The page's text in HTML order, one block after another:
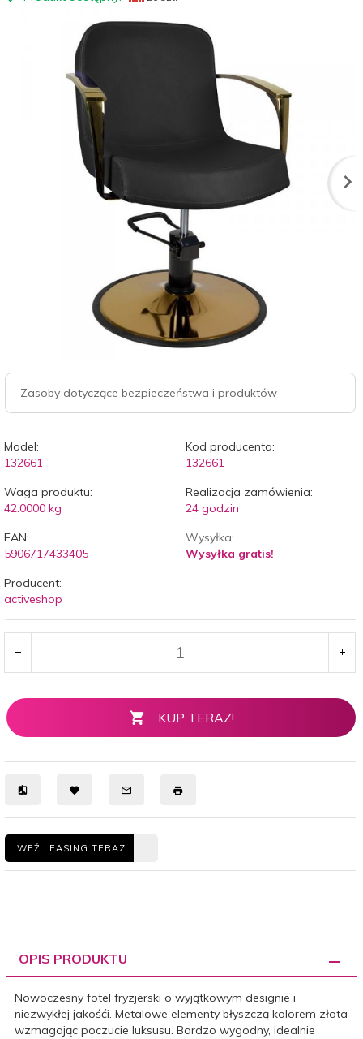
Zasoby dotyczące bezpieczeństwa i produktów
Model:
132661
Kod producenta:
132661
Waga produktu:
42.0000 kg
Realizacja zamówienia:
24 godzin
EAN:
5906717433405
Wysyłka:
Wysyłka gratis!
Producent:
activeshop
KUP TERAZ!
WEŹ LEASING TERAZ
OPIS PRODUKTU
Nowoczesny fotel fryzjerski o wyjątkowym designie i
niezwykłej jakośći. Metalowe elementy błyszczą kolorem złota
wzmagając poczucie luksusu. Bardzo wygodny, idealnie